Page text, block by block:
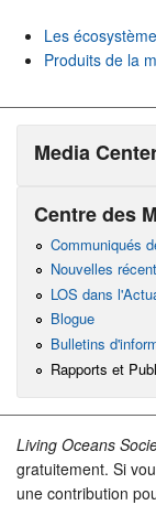
Les
Produits de la
Media
Centre des
Communiqués
Nouvelles
LOS dans
Blogue
Bulletins
Rapports et
Living Oceans
gratuitement. Si
une contribution